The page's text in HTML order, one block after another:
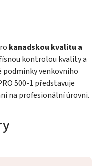
kanadskou kvalitu a
kontrolou kvality a
podmínky venkovního
500-1 představuje
na profesionální úrovni.